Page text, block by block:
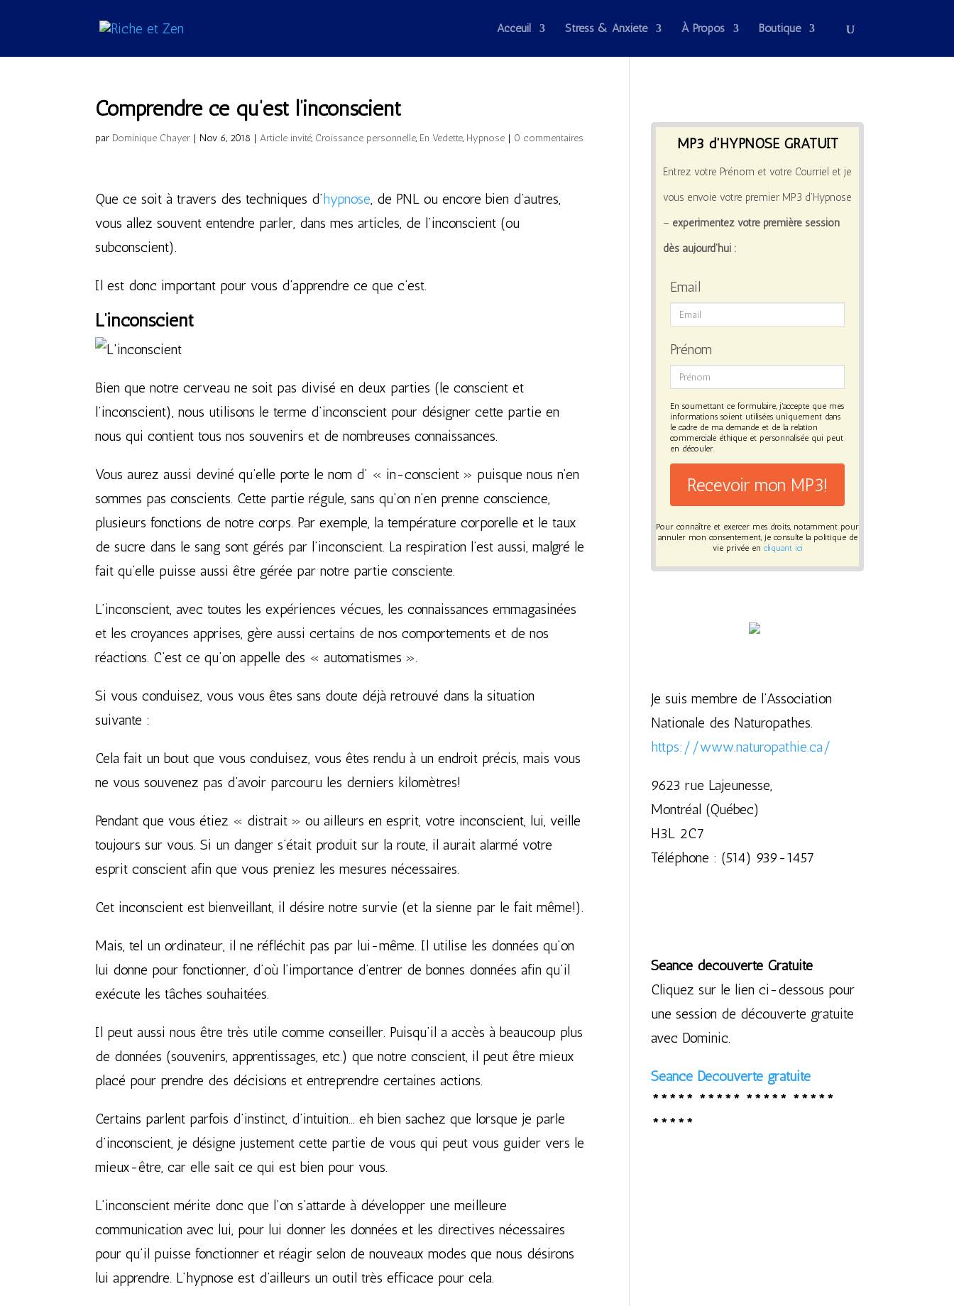
Acceuil Stress & Anxiété À Propos Boutique
Comprendre ce qu’est l’inconscient
par Dominique Chayer | Nov 6, 2018 |Article invité, Croissance personnelle, En Vedette, Hypnose | 0 commentaires
Que ce soit à travers des techniques d’hypnose, de PNL ou encore bien d’autres,
vous allez souvent entendre parler, dans mes articles, de l’inconscient (ou
subconscient).
Il est donc important pour vous d’apprendre ce que c’est.
L’inconscient
Bien que notre cerveau ne soit pas divisé en deux parties (le conscient et
l’inconscient), nous utilisons le terme d’inconscient pour désigner cette partie en
nous qui contient tous nos souvenirs et de nombreuses connaissances.
Vous aurez aussi deviné qu’elle porte le nom d’ « in-conscient » puisque nous n’en
sommes pas conscients. Cette partie régule, sans qu’on n’en prenne conscience,
plusieurs fonctions de notre corps. Par exemple, la température corporelle et le taux
de sucre dans le sang sont gérés par l’inconscient. La respiration l’est aussi, malgré le
fait qu’elle puisse aussi être gérée par notre partie consciente.
L’inconscient, avec toutes les expériences vécues, les connaissances emmagasinées
et les croyances apprises, gère aussi certains de nos comportements et de nos
réactions. C’est ce qu’on appelle des « automatismes ».
Si vous conduisez, vous vous êtes sans doute déjà retrouvé dans la situation
suivante :
Cela fait un bout que vous conduisez, vous êtes rendu à un endroit précis, mais vous
ne vous souvenez pas d’avoir parcouru les derniers kilomètres!
Pendant que vous étiez « distrait » ou ailleurs en esprit, votre inconscient, lui, veille
toujours sur vous. Si un danger s’était produit sur la route, il aurait alarmé votre
esprit conscient afin que vous preniez les mesures nécessaires.
Cet inconscient est bienveillant, il désire notre survie (et la sienne par le fait même!).
Mais, tel un ordinateur, il ne réfléchit pas par lui-même. Il utilise les données qu’on
lui donne pour fonctionner, d’où l’importance d’entrer de bonnes données afin qu’il
exécute les tâches souhaitées.
Il peut aussi nous être très utile comme conseiller. Puisqu’il a accès à beaucoup plus
de données (souvenirs, apprentissages, etc.) que notre conscient, il peut être mieux
placé pour prendre des décisions et entreprendre certaines actions.
Certains parlent parfois d’instinct, d’intuition… eh bien sachez que lorsque je parle
d’inconscient, je désigne justement cette partie de vous qui peut vous guider vers le
mieux-être, car elle sait ce qui est bien pour vous.
L’inconscient mérite donc que l’on s’attarde à développer une meilleure
communication avec lui, pour lui donner les données et les directives nécessaires
pour qu’il puisse fonctionner et réagir selon de nouveaux modes que nous désirons
lui apprendre. L’hypnose est d’ailleurs un outil très efficace pour cela.
MP3 d'HYPNOSE GRATUIT
Entrez votre Prénom et votre Courriel et je
vous envoie votre premier MP3 d’Hypnose
– expérimentez votre première session
dès aujourd’hui :
Email
Prénom
En soumettant ce formulaire, j'accepte que mes
informations soient utilisées uniquement dans
le cadre de ma demande et de la relation
commerciale éthique et personnalisée qui peut
en découler.
Recevoir mon MP3!
Pour connaître et exercer mes droits, notamment pour
annuler mon consentement, je consulte la politique de
vie privée en cliquant ici
Je suis membre de l’Association
Nationale des Naturopathes.
https://www.naturopathie.ca/
9623 rue Lajeunesse,
Montréal (Québec)
H3L 2C7
Téléphone : (514) 939-1457
Séance découverte Gratuite
Cliquez sur le lien ci-dessous pour
une session de découverte gratuite
avec Dominic.
Séance Découverte gratuite
***** ***** ***** *****
*****